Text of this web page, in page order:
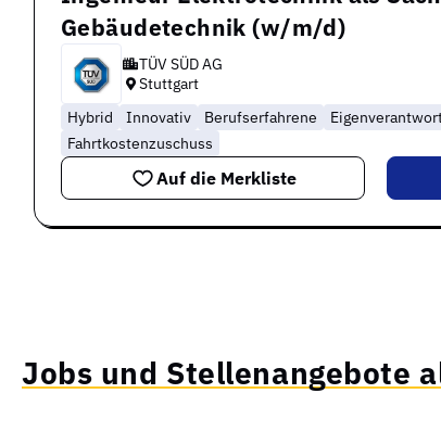
Gebäudetechnik (w/m/d)
TÜV SÜD AG
Stuttgart
Hybrid
Innovativ Berufserfahrene
Fahrtkostenzuschuss
Auf die Merkliste
Jobs und Stellenangebote